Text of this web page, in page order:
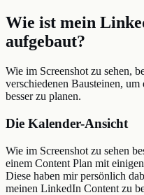
Wie ist mein
aufgebaut?
Wie im Screenshot zu sehen,
verschiedenen Bausteinen,
besser zu planen.
Die Kalender-Ansicht
Wie im Screenshot zu sehen
einem Content Plan mit
Diese haben mir persönlich
meinen LinkedIn Content zu